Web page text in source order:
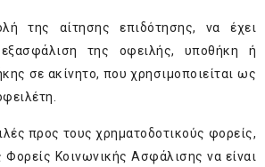
της αίτησης επιδότησης, να έχει
της οφειλής, υποθήκη ή
σε ακίνητο, που χρησιμοποιείται ως
προς τους χρηματοδοτικούς φορείς,
Φορείς Κοινωνικής Ασφάλισης να είναι